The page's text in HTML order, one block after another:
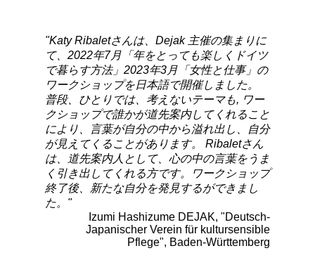
"Katy Ribaletさんは、Dejak 主催の集まりに
て、2022年7月「年をとっても楽しくドイツ
で暮らす方法」2023年3月「女性と仕事」の
ワークショップを日本語で開催しました。
普段、ひとりでは、考えないテーマも, ワー
クショップで誰かが道先案内してくれること
により、言葉が自分の中から溢れ出し、自分
が見えてくることがあります。 Ribaletさん
は、道先案内人として、心の中の言葉をうま
く引き出してくれる方です。ワークショップ
終了後、新たな自分を発見するができまし
た。"
Izumi Hashizume DEJAK, "Deutsch-
Japanischer Verein für kultursensible
Pflege", Baden-Württemberg